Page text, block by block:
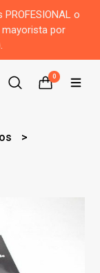
o
mayorista por
0